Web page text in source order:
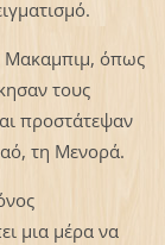
Μακαμπιμ, όπως
τους
προστάτεψαν
τη Μενορά.
μια μέρα να